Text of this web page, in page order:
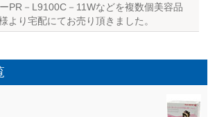
PR－L9100C－11Wなどを複数個美容品
より宅配にてお売り頂きました。